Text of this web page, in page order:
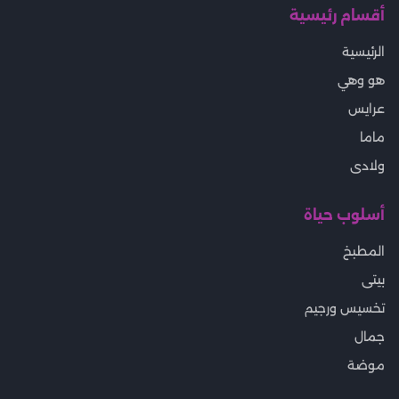
أقسام رئيسية
الرئيسية
هو وهي
عرايس
ماما
ولادى
أسلوب حياة
المطبخ
بيتى
تخسيس ورجيم
جمال
موضة